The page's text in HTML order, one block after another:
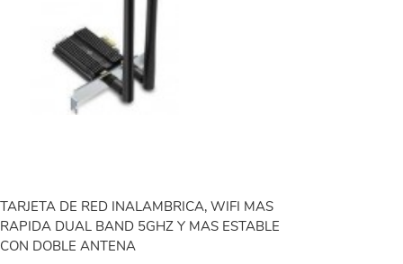
TARJETA DE RED INALAMBRICA, WIFI MAS
RAPIDA DUAL BAND 5GHZ Y MAS ESTABLE
CON DOBLE ANTENA